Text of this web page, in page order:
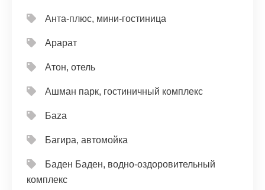
Анта-плюс, мини-гостиница
Арарат
Атон, отель
Ашман парк, гостиничный комплекс
Баzа
Багира, автомойка
Баден Баден, водно-оздоровительный
комплекс